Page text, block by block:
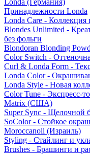
Londa (Германия)
Принадлежности Londa
Londa Care - Коллекция
Blondes Unlimited -
без фольги
Blondoran Blonding
Color Switch -
Curl & Londa Form -
Londa Color -
Londa Style - Новая
Color Tune - Экспресс-
Matrix (США)
Super Sync - Щелочной
SoColor - Стойкое
Moroccanoil (Израиль)
Styling - Стайлинг и
Brushes - Брашинги и